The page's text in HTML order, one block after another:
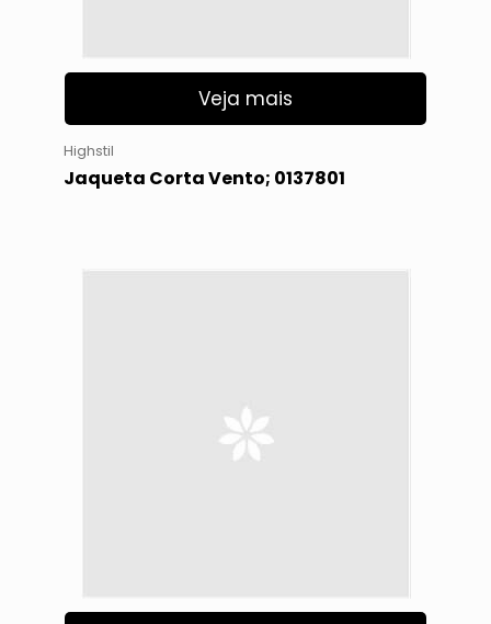
Veja mais
Highstil
Jaqueta Corta Vento; 0137801